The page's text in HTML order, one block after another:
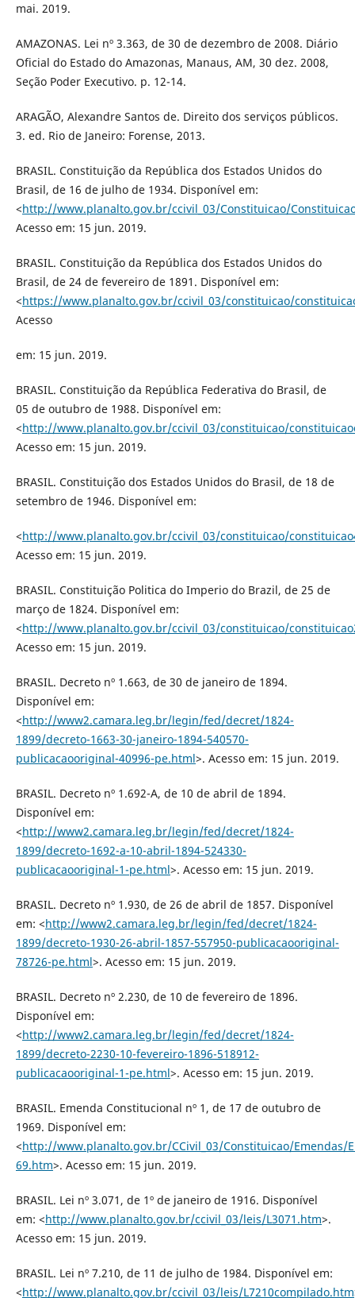
mai. 2019.
AMAZONAS. Lei nº 3.363, de 30 de dezembro de 2008. Diário
Oficial do Estado do Amazonas, Manaus, AM, 30 dez. 2008,
Seção Poder Executivo. p. 12-14.
ARAGÃO, Alexandre Santos de. Direito dos serviços públicos.
3. ed. Rio de Janeiro: Forense, 2013.
BRASIL. Constituição da República dos Estados Unidos do
Brasil, de 16 de julho de 1934. Disponível em:
<http://www.planalto.gov.br/ccivil_03/Constituicao/
Acesso em: 15 jun. 2019.
BRASIL. Constituição da República dos Estados Unidos do
Brasil, de 24 de fevereiro de 1891. Disponível em:
<https://www.planalto.gov.br/ccivil_03/constituicao/
Acesso
em: 15 jun. 2019.
BRASIL. Constituição da República Federativa do Brasil, de
05 de outubro de 1988. Disponível em:
<http://www.planalto.gov.br/ccivil_03/constituicao/
Acesso em: 15 jun. 2019.
BRASIL. Constituição dos Estados Unidos do Brasil, de 18 de
setembro de 1946. Disponível em:
<http://www.planalto.gov.br/ccivil_03/constituicao/
Acesso em: 15 jun. 2019.
BRASIL. Constituição Politica do Imperio do Brazil, de 25 de
março de 1824. Disponível em:
<http://www.planalto.gov.br/ccivil_03/constituicao/
Acesso em: 15 jun. 2019.
BRASIL. Decreto nº 1.663, de 30 de janeiro de 1894.
Disponível em:
<http://www2.camara.leg.br/legin/fed/decret/1824-
1899/decreto-1663-30-janeiro-1894-540570-
publicacaooriginal-40996-pe.html>. Acesso em: 15 jun. 2019.
BRASIL. Decreto nº 1.692-A, de 10 de abril de 1894.
Disponível em:
<http://www2.camara.leg.br/legin/fed/decret/1824-
1899/decreto-1692-a-10-abril-1894-524330-
publicacaooriginal-1-pe.html>. Acesso em: 15 jun. 2019.
BRASIL. Decreto nº 1.930, de 26 de abril de 1857. Disponível
em: <http://www2.camara.leg.br/legin/fed/decret/1824-
1899/decreto-1930-26-abril-1857-557950-publicacaooriginal-
78726-pe.html>. Acesso em: 15 jun. 2019.
BRASIL. Decreto nº 2.230, de 10 de fevereiro de 1896.
Disponível em:
<http://www2.camara.leg.br/legin/fed/decret/1824-
1899/decreto-2230-10-fevereiro-1896-518912-
publicacaooriginal-1-pe.html>. Acesso em: 15 jun. 2019.
BRASIL. Emenda Constitucional nº 1, de 17 de outubro de
1969. Disponível em:
<http://www.planalto.gov.br/CCivil_03/Constituicao/Emendas/
69.htm>. Acesso em: 15 jun. 2019.
BRASIL. Lei nº 3.071, de 1º de janeiro de 1916. Disponível
em: <http://www.planalto.gov.br/ccivil_03/leis/L3071.htm>.
Acesso em: 15 jun. 2019.
BRASIL. Lei nº 7.210, de 11 de julho de 1984. Disponível em:
<http://www.planalto.gov.br/ccivil_03/leis/L7210compilado.htm